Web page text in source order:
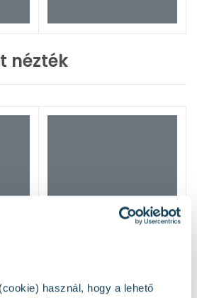
használ, hogy a lehető
nézték